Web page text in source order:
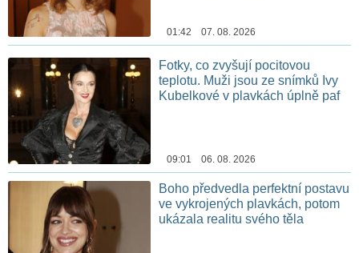
01:42 07. 08. 2026
Fotky, co zvyšují pocitovou
teplotu. Muži jsou ze snímků Ivy
Kubelkové v plavkách úplně paf
09:01 06. 08. 2026
Boho předvedla perfektní postavu
ve vykrojených plavkách, potom
ukázala realitu svého těla